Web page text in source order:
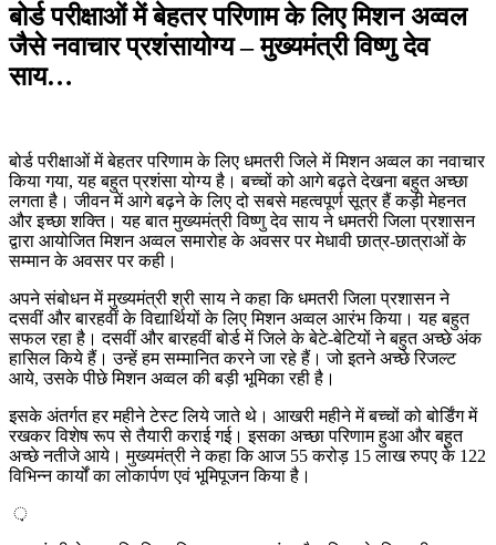
बोर्ड परीक्षाओं में बेहतर परिणाम के लिए मिशन अव्वल
जैसे नवाचार प्रशंसायोग्य – मुख्यमंत्री विष्णु देव
साय…
बोर्ड परीक्षाओं में बेहतर परिणाम के लिए धमतरी जिले में मिशन अव्वल का नवाचार
किया गया, यह बहुत प्रशंसा योग्य है। बच्चों को आगे बढ़ते देखना बहुत अच्छा
लगता है। जीवन में आगे बढ़ने के लिए दो सबसे महत्वपूर्ण सूत्र हैं कड़ी मेहनत
और इच्छा शक्ति। यह बात मुख्यमंत्री विष्णु देव साय ने धमतरी जिला प्रशासन
द्वारा आयोजित मिशन अव्वल समारोह के अवसर पर मेधावी छात्र-छात्राओं के
सम्मान के अवसर पर कही।
अपने संबोधन में मुख्यमंत्री श्री साय ने कहा कि धमतरी जिला प्रशासन ने
दसवीं और बारहवीं के विद्यार्थियों के लिए मिशन अव्वल आरंभ किया। यह बहुत
सफल रहा है। दसवीं और बारहवीं बोर्ड में जिले के बेटे-बेटियों ने बहुत अच्छे अंक
हासिल किये हैं। उन्हें हम सम्मानित करने जा रहे हैं। जो इतने अच्छे रिजल्ट
आये, उसके पीछे मिशन अव्वल की बड़ी भूमिका रही है।
इसके अंतर्गत हर महीने टेस्ट लिये जाते थे। आखरी महीने में बच्चों को बोर्डिंग में
रखकर विशेष रूप से तैयारी कराई गई। इसका अच्छा परिणाम हुआ और बहुत
अच्छे नतीजे आये। मुख्यमंत्री ने कहा कि आज 55 करोड़ 15 लाख रुपए के 122
विभिन्न कार्यों का लोकार्पण एवं भूमिपूजन किया है।
़